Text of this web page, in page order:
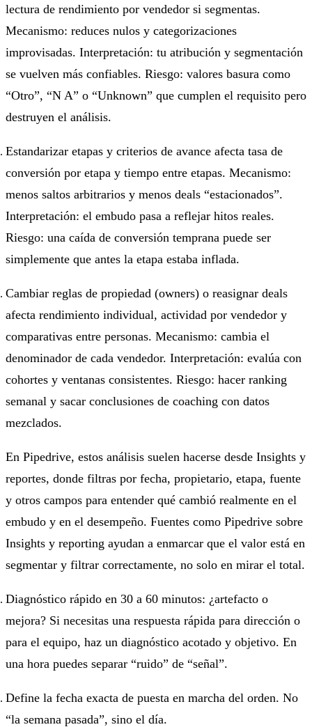
lectura de rendimiento por vendedor si segmentas.
Mecanismo: reduces nulos y categorizaciones
improvisadas. Interpretación: tu atribución y segmentación
se vuelven más confiables. Riesgo: valores basura como
“Otro”, “N A” o “Unknown” que cumplen el requisito pero
destruyen el análisis.
Estandarizar etapas y criterios de avance afecta tasa de
conversión por etapa y tiempo entre etapas. Mecanismo:
menos saltos arbitrarios y menos deals “estacionados”.
Interpretación: el embudo pasa a reflejar hitos reales.
Riesgo: una caída de conversión temprana puede ser
simplemente que antes la etapa estaba inflada.
Cambiar reglas de propiedad (owners) o reasignar deals
afecta rendimiento individual, actividad por vendedor y
comparativas entre personas. Mecanismo: cambia el
denominador de cada vendedor. Interpretación: evalúa con
cohortes y ventanas consistentes. Riesgo: hacer ranking
semanal y sacar conclusiones de coaching con datos
mezclados.
En Pipedrive, estos análisis suelen hacerse desde Insights y
reportes, donde filtras por fecha, propietario, etapa, fuente
y otros campos para entender qué cambió realmente en el
embudo y en el desempeño. Fuentes como Pipedrive sobre
Insights y reporting ayudan a enmarcar que el valor está en
segmentar y filtrar correctamente, no solo en mirar el total.
Diagnóstico rápido en 30 a 60 minutos: ¿artefacto o
mejora? Si necesitas una respuesta rápida para dirección o
para el equipo, haz un diagnóstico acotado y objetivo. En
una hora puedes separar “ruido” de “señal”.
Define la fecha exacta de puesta en marcha del orden. No
“la semana pasada”, sino el día.